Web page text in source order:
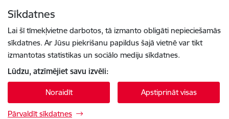
Sīkdatnes
Lai šī tīmekļvietne darbotos, tā izmanto obligāti nepieciešamās
sīkdatnes. Ar Jūsu piekrišanu papildus šajā vietnē var tikt
izmantotas statistikas un sociālo mediju sīkdatnes.
Lūdzu, atzīmējiet savu izvēli:
Noraidīt Apstiprināt visas
Pārvaldīt sīkdatnes